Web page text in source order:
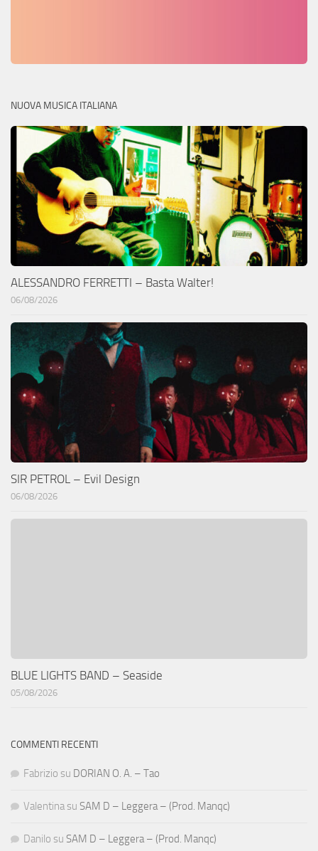
NUOVA MUSICA ITALIANA
ALESSANDRO FERRETTI – Basta Walter!
06/08/2026
SIR PETROL – Evil Design
06/08/2026
BLUE LIGHTS BAND – Seaside
05/08/2026
COMMENTI RECENTI
Fabrizio su DORIAN O. A. – Tao
Valentina su SAM D – Leggera – (Prod. Manqc)
Danilo su SAM D – Leggera – (Prod. Manqc)